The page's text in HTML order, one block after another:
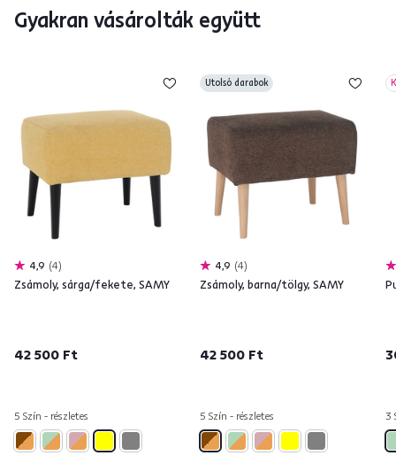
Gyakran vásárolták együtt
4,9 4
Zsámoly, sárga/fekete, SAMY
42 500 Ft
5 Szín - részletes
Utolsó darabok
4,9 4
Zsámoly, barna/tölgy, SAMY
42 500 Ft
5 Szín - részletes 3